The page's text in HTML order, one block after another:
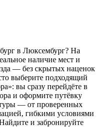
в Люксембург? На
наличие мест и
— без скрытых наценок
выберите подходящий
вы сразу перейдёте в
и оформите путёвку
— от проверенных
гибкими условиями
и забронируйте